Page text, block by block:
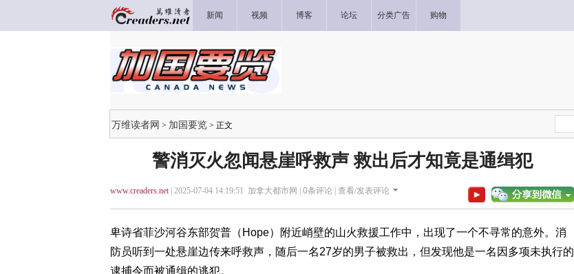
新闻 视频 博客 论坛 分类广告 购物
万维读者网 > 加国要览 > 正文
警消灭火忽闻悬崖呼救声 救出后才知竟是通缉犯
www.creaders.net| 2025-07-04 14:19:51 加拿大都市网 | 0条评论 | 查看/发表评论
卑诗省菲沙河谷东部贺普（Hope）附近峭壁的山火救援工作中，出现了一个不寻常的意外。消
防员听到一处悬崖边传来呼救声，随后一名27岁的男子被救出，但发现他是一名因多项未执行的
逮捕令而被通缉的逃犯。